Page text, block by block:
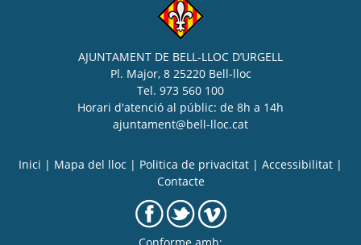
AJUNTAMENT DE BELL-LLOC D’URGELL
Pl. Major, 8 25220 Bell-lloc
Tel. 973 560 100
Horari d'atenció al públic: de 8h a 14h
ajuntament@bell-lloc.cat
Inici Mapa del lloc Politica de privacitat Accessibilitat
Contacte